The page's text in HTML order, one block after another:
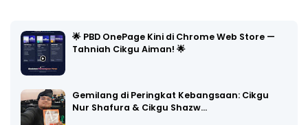
🌟 PBD OnePage Kini di Chrome Web Store —
Tahniah Cikgu Aiman! 🌟
Gemilang di Peringkat Kebangsaan: Cikgu
Nur Shafura & Cikgu Shazw…